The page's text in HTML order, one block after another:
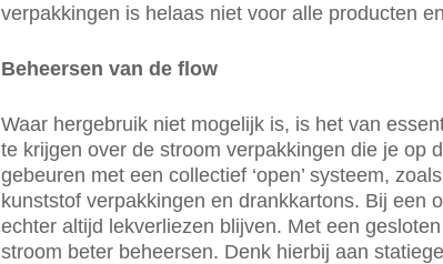
verpakkingen is helaas niet voor alle producten
Beheersen van de flow
Waar hergebruik niet mogelijk is, is het van
te krijgen over de stroom verpakkingen die je op
gebeuren met een collectief ‘open’ systeem,
kunststof verpakkingen en drankkartons. Bij een
echter altijd lekverliezen blijven. Met een
stroom beter beheersen. Denk hierbij aan